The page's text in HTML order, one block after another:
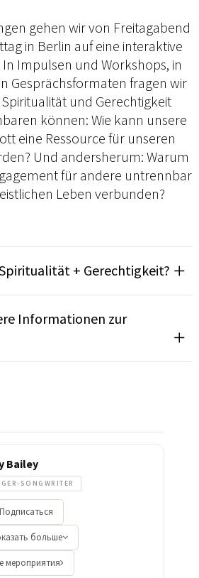
gehen wir von Freitagabend
in Berlin auf eine interaktive
Impulsen und Workshops, in
Gesprächsformaten fragen wir
und Gerechtigkeit
können: Wie kann unsere
eine Ressource für unseren
Und andersherum: Warum
für andere untrennbar
Leben verbunden?
+ Gerechtigkeit?
Informationen zur
Bailey
SONGWRITER
Подписаться
больше
мероприятия